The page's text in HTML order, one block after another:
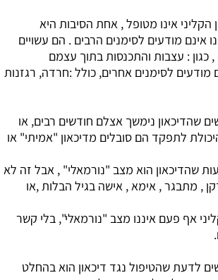
הקליני אינו מטופל , אחת הסיבות היא
אינם מודעים לסימנים הרבים . הם עשויים
כגון : עצבות והתכנסות בתוך עצמם
לסימנים אחרים, כולל :חרדה, רגזנות
שהדיכאון נימשך אצלם חודשים רבים, או
לתפקד הם סובלים מדיכאון "אמיתי" או
שהדיכאון הוא מצב "נורמאלי" , אבל זה לא
, מתבגר , אימא , אישה בגיל הבלות ,או
אף פעם איננו מצב "נורמאלי", בלי קשר
לדעת שהטיפול נגד דיכאון הוא בהחלט